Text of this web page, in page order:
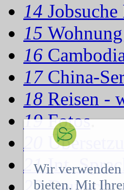
14
15
16
17 China-
18 Reisen -
19Fotos.
20
21Int.
Wir
bieten. Mit